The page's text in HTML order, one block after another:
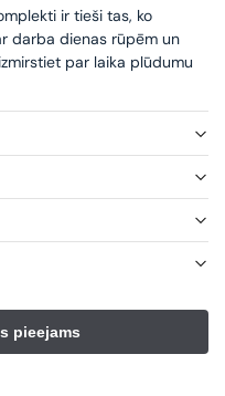
ir tieši tas, ko
darba dienas rūpēm un
par laika plūdumu